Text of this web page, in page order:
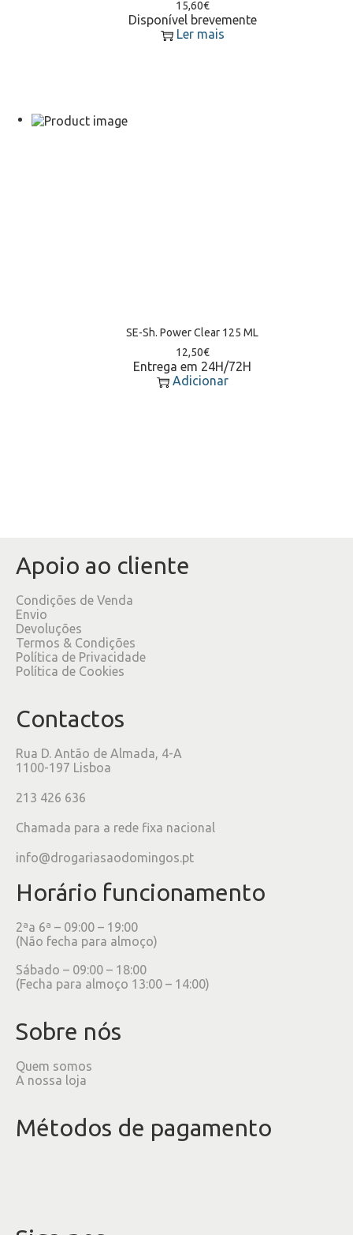
15,60€
Disponível brevemente
Ler mais
SE-Sh. Power Clear 125 ML
12,50€
Entrega em 24H/72H
Adicionar
Apoio ao cliente
Condições de Venda
Envio
Devoluções
Termos & Condições
Política de Privacidade
Política de Cookies
Contactos
Rua D. Antão de Almada, 4-A
1100-197 Lisboa
213 426 636
Chamada para a rede fixa nacional
info@drogariasaodomingos.pt
Horário funcionamento
2ªa 6ª – 09:00 – 19:00
(Não fecha para almoço)
Sábado – 09:00 – 18:00
(Fecha para almoço 13:00 – 14:00)
Sobre nós
Quem somos
A nossa loja
Métodos de pagamento